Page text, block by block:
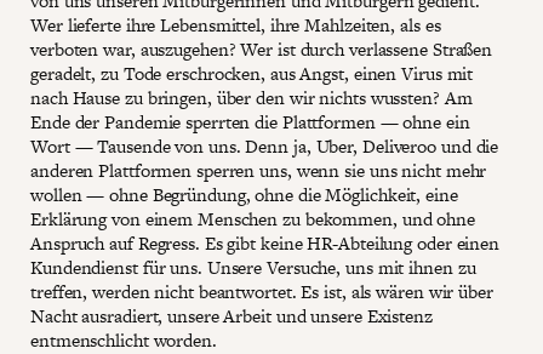
Wer lieferte ihre Lebensmittel, ihre Mahlzeiten, als es
verboten war, auszugehen? Wer ist durch verlassene Straßen
geradelt, zu Tode erschrocken, aus Angst, einen Virus mit
nach Hause zu bringen, über den wir nichts wussten? Am
Ende der Pandemie sperrten die Plattformen — ohne ein
Wort — Tausende von uns. Denn ja, Uber, Deliveroo und die
anderen Plattformen sperren uns, wenn sie uns nicht mehr
wollen — ohne Begründung, ohne die Möglichkeit, eine
Erklärung von einem Menschen zu bekommen, und ohne
Anspruch auf Regress. Es gibt keine HR-Abteilung oder einen
Kundendienst für uns. Unsere Versuche, uns mit ihnen zu
treffen, werden nicht beantwortet. Es ist, als wären wir über
Nacht ausradiert, unsere Arbeit und unsere Existenz
entmenschlicht worden.